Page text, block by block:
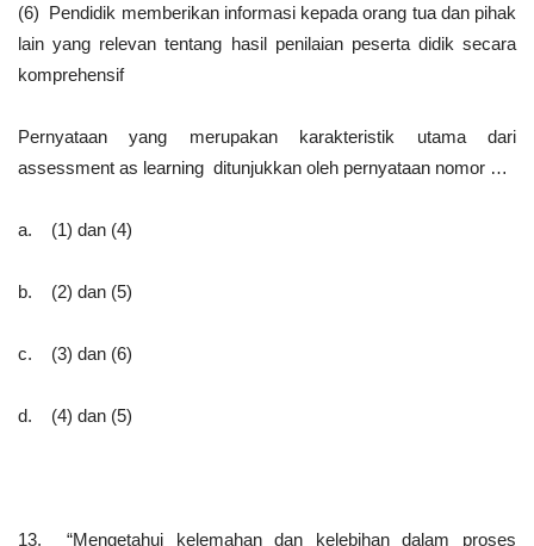
(6) Pendidik memberikan informasi kepada orang tua dan pihak
lain yang relevan tentang hasil penilaian peserta didik secara
komprehensif
Pernyataan yang merupakan karakteristik utama dari
assessment as learning ditunjukkan oleh pernyataan nomor …
a. (1) dan (4)
b. (2) dan (5)
c. (3) dan (6)
d. (4) dan (5)
13. “Mengetahui kelemahan dan kelebihan dalam proses